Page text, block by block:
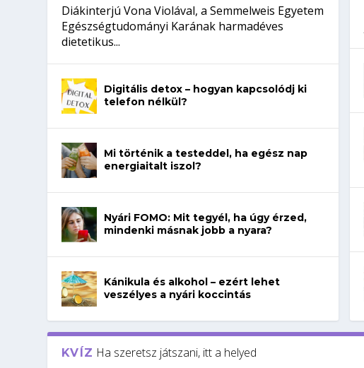
Diákinterjú Vona Violával, a Semmelweis Egyetem
Egészségtudományi Karának harmadéves
dietetikus...
Digitális detox – hogyan kapcsolódj ki
telefon nélkül?
Mi történik a testeddel, ha egész nap
energiaitalt iszol?
Nyári FOMO: Mit tegyél, ha úgy érzed,
mindenki másnak jobb a nyara?
Kánikula és alkohol – ezért lehet
veszélyes a nyári koccintás
KVÍZ Ha szeretsz játszani, itt a helyed